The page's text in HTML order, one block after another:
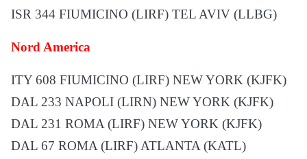
ISR 344 FIUMICINO (LIRF) TEL AVIV (LLBG)
Nord America
ITY 608 FIUMICINO (LIRF) NEW YORK (KJFK)
DAL 233 NAPOLI (LIRN) NEW YORK (KJFK)
DAL 231 ROMA (LIRF) NEW YORK (KJFK)
DAL 67 ROMA (LIRF) ATLANTA (KATL)